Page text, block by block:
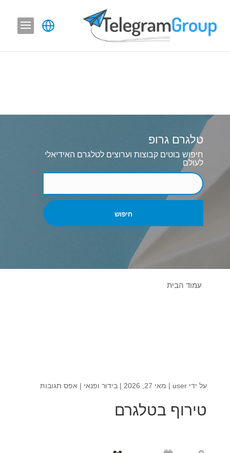
טלגרם גרופ
חיפוש בוטים קבוצות וערוצים לטלגרם האידיאלי
לעולם
עמוד הבית
על ידי user
| מאי 27, 2026 | בידור ופנאי | אפס תגובות
טירוף בטלגרם